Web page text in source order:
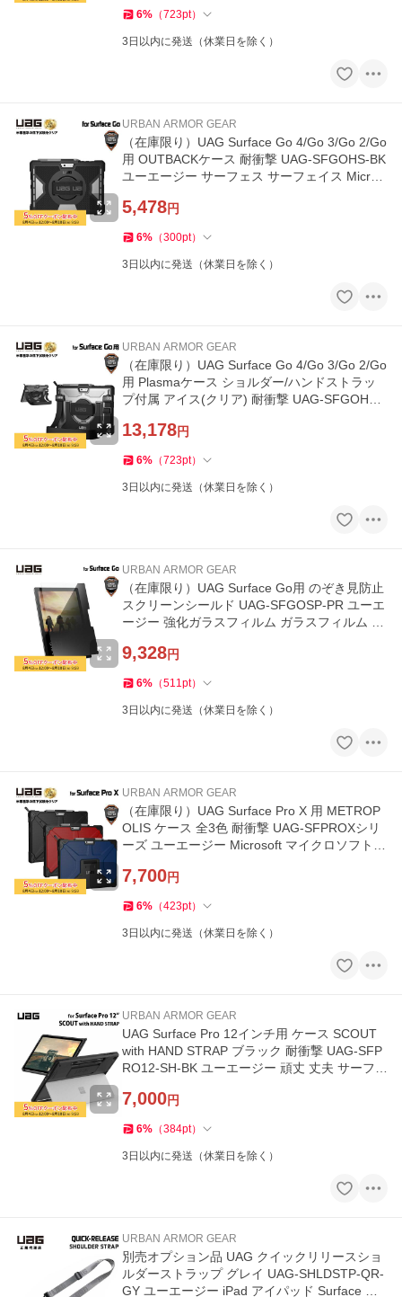
6% （723pt）
3日以内に発送（休業日を除く）
URBAN ARMOR GEAR
（在庫限り）UAG Surface Go 4/Go 3/Go 2/Go
用 OUTBACKケース 耐衝撃 UAG-SFGOHS-BK
ユーエージー サーフェス サーフェイス Micros
5,478円
6% （300pt）
3日以内に発送（休業日を除く）
URBAN ARMOR GEAR
（在庫限り）UAG Surface Go 4/Go 3/Go 2/Go
用 Plasmaケース ショルダー/ハンドストラッ
プ付属 アイス(クリア) 耐衝撃 UAG-SFGOHSS
13,178円
6% （723pt）
3日以内に発送（休業日を除く）
URBAN ARMOR GEAR
（在庫限り）UAG Surface Go用 のぞき見防止
スクリーンシールド UAG-SFGOSP-PR ユーエ
ージー 強化ガラスフィルム ガラスフィルム 強
9,328円
6% （511pt）
3日以内に発送（休業日を除く）
URBAN ARMOR GEAR
（在庫限り）UAG Surface Pro X 用 METROP
OLIS ケース 全3色 耐衝撃 UAG-SFPROXシリ
ーズ ユーエージー Microsoft マイクロソフト
7,700円
6% （423pt）
3日以内に発送（休業日を除く）
URBAN ARMOR GEAR
UAG Surface Pro 12インチ用 ケース SCOUT
with HAND STRAP ブラック 耐衝撃 UAG-SFP
RO12-SH-BK ユーエージー 頑丈 丈夫 サーフェ
7,000円
6% （384pt）
3日以内に発送（休業日を除く）
URBAN ARMOR GEAR
別売オプション品 UAG クイックリリースショ
ルダーストラップ グレイ UAG-SHLDSTP-QR-
GY ユーエージー iPad アイパッド Surface サ